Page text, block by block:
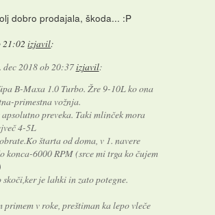
dobro prodajala, škoda... :P
21:02 izjavil:
dec 2018 ob 20:37izjavil:
B-Maxa 1.0 Turbo. Žre 9-10L ko ona
primestna vožnja.
preveka. Taki mlinček mora
4-5L
štarta od doma, v 1. navere
konca-6000 RPM (srce mi trga ko čujem
skoči,ker je lahki in zato potegne.
primem v roke, preštiman ka lepo vleče